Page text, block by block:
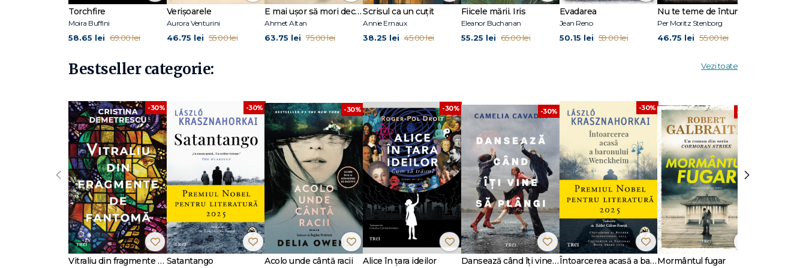
Torchfire
Moira Buffini
58.65 lei 69.00 lei
Verișoarele
Aurora Venturini
46.75 lei 55.00 lei
E mai ușor să mori decât să iubești (seria Cvartetul Otoman, vol.3)
Ahmet Altan
63.75 lei 75.00 lei
Scrisul ca un cuțit
Annie Ernaux
38.25 lei 45.00 lei
Fiicele mării. Iris
Eleanor Buchanan
55.25 lei 65.00 lei
Evadarea
Jean Reno
50.15 lei 59.00 lei
Nu te teme de întuneric
Per Moritz Stenborg
46.75 lei 55.00 lei
Bestseller categorie: Vezi toate
-30%
Vitraliu din fragmente de fantomă
-30%
Satantango
-30%
Acolo unde cântă racii
-30%
Alice în țara ideilor
-30%
Dansează când îți vine să plângi
-30%
Întoarcerea acasă a baronului Wenckheim
-30%
Mormântul fugar
‹ ›